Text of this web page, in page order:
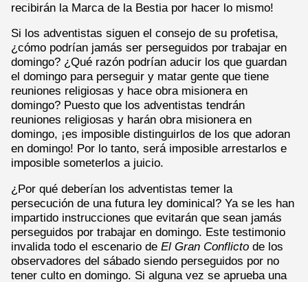
recibirán la Marca de la Bestia por hacer lo mismo!
Si los adventistas siguen el consejo de su profetisa,
¿cómo podrían jamás ser perseguidos por trabajar en
domingo? ¿Qué razón podrían aducir los que guardan
el domingo para perseguir y matar gente que tiene
reuniones religiosas y hace obra misionera en
domingo? Puesto que los adventistas tendrán
reuniones religiosas y harán obra misionera en
domingo, ¡es imposible distinguirlos de los que adoran
en domingo! Por lo tanto, será imposible arrestarlos e
imposible someterlos a juicio.
¿Por qué deberían los adventistas temer la
persecución de una futura ley dominical? Ya se les han
impartido instrucciones que evitarán que sean jamás
perseguidos por trabajar en domingo. Este testimonio
invalida todo el escenario de El Gran Conflicto de los
observadores del sábado siendo perseguidos por no
tener culto en domingo. Si alguna vez se aprueba una